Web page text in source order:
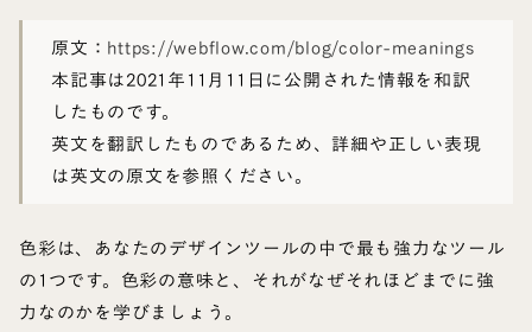
原文： https://webflow.com/blog/color-meanings
本記事は2021年11月11日に公開された情報を和訳
したものです。
英文を翻訳したものであるため、詳細や正しい表現
は英文の原文を参照ください。
色彩は、あなたのデザインツールの中で最も強力なツール
の1つです。色彩の意味と、それがなぜそれほどまでに強
力なのかを学びましょう。